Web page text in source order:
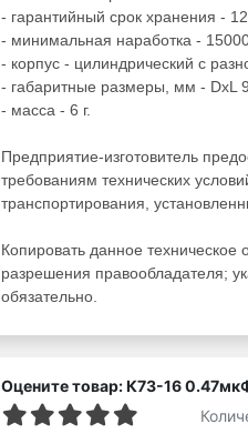
- гарантийный срок хранения -
- минимальная наработка -
- корпус - цилиндрический с
- габаритные размеры, мм - DxL
- масса - 6 г.
Предприятие-изготовитель
требованиям технических
транспортирования,
Копировать данное техническое
разрешения правообладателя;
обязательно.
Оцените товар: К73-16